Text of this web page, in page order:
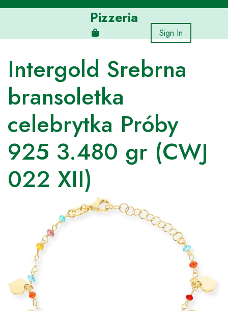
Skip
Pizzeria
Sign In
Intergold Srebrna
bransoletka
celebrytka Próby
925 3.480 gr (CWJ
022 XII)